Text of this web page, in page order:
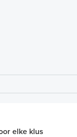
elke klus